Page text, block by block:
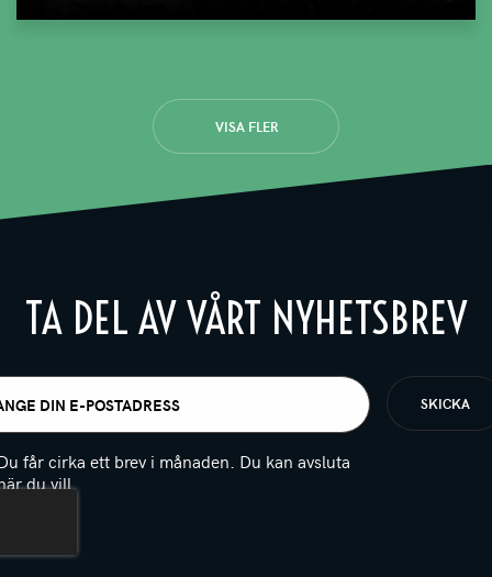
VISA FLER
TA DEL AV VÅRT NYHETSBREV
får cirka ett brev i månaden. Du kan avsluta
du vill.